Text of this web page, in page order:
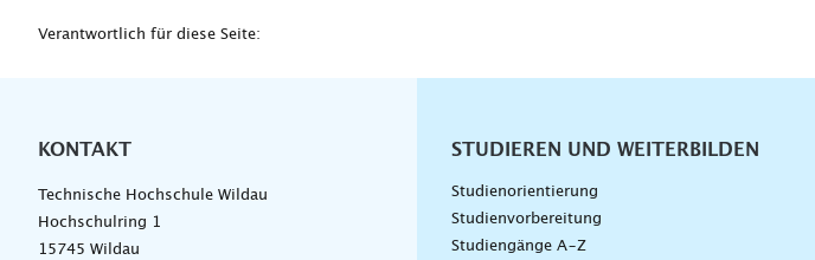
Verantwortlich für diese Seite:
KONTAKT
Technische Hochschule Wildau
Hochschulring 1
15745 Wildau
Unternavigation
STUDIEREN UND WEITERBILDEN
Studienorientierung
Studienvorbereitung
Studiengänge A–Z